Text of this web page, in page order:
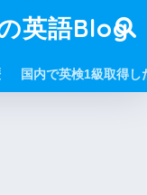
英語Blog
国内で英検1級取得し